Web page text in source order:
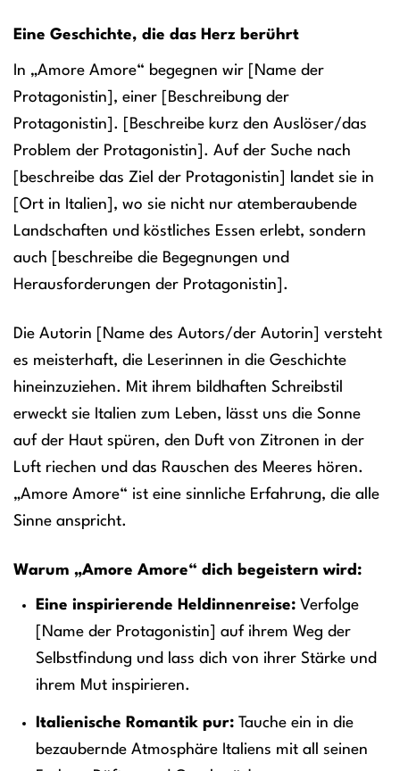
Eine Geschichte, die das Herz berührt
In „Amore Amore“ begegnen wir [Name der
Protagonistin], einer [Beschreibung der
Protagonistin]. [Beschreibe kurz den Auslöser/das
Problem der Protagonistin]. Auf der Suche nach
[beschreibe das Ziel der Protagonistin] landet sie in
[Ort in Italien], wo sie nicht nur atemberaubende
Landschaften und köstliches Essen erlebt, sondern
auch [beschreibe die Begegnungen und
Herausforderungen der Protagonistin].
Die Autorin [Name des Autors/der Autorin] versteht
es meisterhaft, die Leserinnen in die Geschichte
hineinzuziehen. Mit ihrem bildhaften Schreibstil
erweckt sie Italien zum Leben, lässt uns die Sonne
auf der Haut spüren, den Duft von Zitronen in der
Luft riechen und das Rauschen des Meeres hören.
„Amore Amore“ ist eine sinnliche Erfahrung, die alle
Sinne anspricht.
Warum „Amore Amore“ dich begeistern wird:
Eine inspirierende Heldinnenreise:Verfolge
[Name der Protagonistin] auf ihrem Weg der
Selbstfindung und lass dich von ihrer Stärke und
ihrem Mut inspirieren.
Italienische Romantik pur:Tauche ein in die
bezaubernde Atmosphäre Italiens mit all seinen